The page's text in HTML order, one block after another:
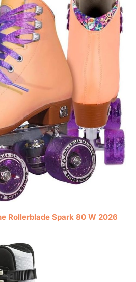
Rollerblade Spark 80 W 2026